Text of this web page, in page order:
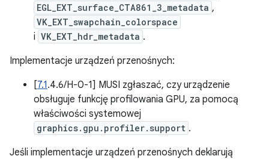
EGL_EXT_surface_CTA861_3_metadata ,
VK_EXT_swapchain_colorspace
i VK_EXT_hdr_metadata .
Implementacje urządzeń przenośnych:
[7.1.4.6/H-0-1] MUSI zgłaszać, czy urządzenie
obsługuje funkcję profilowania GPU, za pomocą
właściwości systemowej
graphics.gpu.profiler.support .
Jeśli implementacje urządzeń przenośnych deklarują